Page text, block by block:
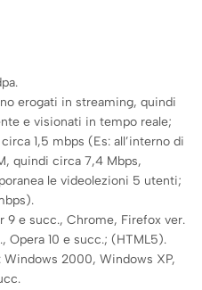
erogati in streaming, quindi
e visionati in tempo reale;
1,5 mbps (Es: all’interno di
quindi circa 7,4 Mbps,
le videolezioni 5 utenti;
9 e succ., Chrome, Firefox ver.
Opera 10 e succ.; (HTML5).
: Windows 2000, Windows XP,